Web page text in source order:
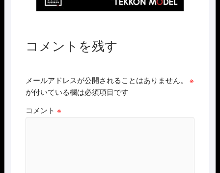
コメントを残す
メールアドレスが公開されることはありません。
※
が付いている欄は必須項目です
コメント ※